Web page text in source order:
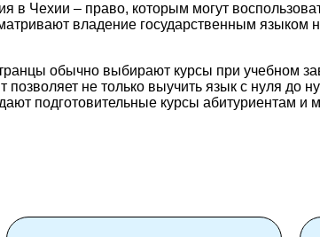
в Чехии – право, которым могут
владение государственным
обычно выбирают курсы при учебном
позволяет не только выучить язык с нуля
подготовительные курсы абитуриентам и